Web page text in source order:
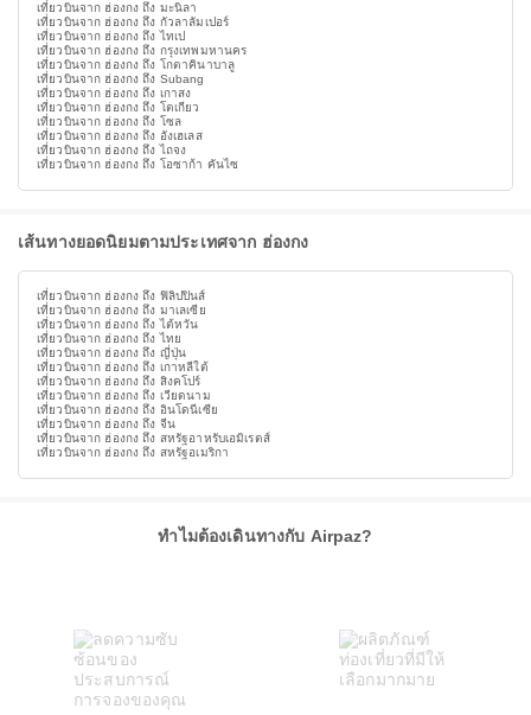
เที่ยวบินจาก ฮ่องกง ถึง มะนิลา
เที่ยวบินจาก ฮ่องกง ถึง กัวลาลัมเปอร์
เที่ยวบินจาก ฮ่องกง ถึง ไทเป
เที่ยวบินจาก ฮ่องกง ถึง กรุงเทพมหานคร
เที่ยวบินจาก ฮ่องกง ถึง โกตาคินาบาลู
เที่ยวบินจาก ฮ่องกง ถึง Subang
เที่ยวบินจาก ฮ่องกง ถึง เกาสง
เที่ยวบินจาก ฮ่องกง ถึง โตเกียว
เที่ยวบินจาก ฮ่องกง ถึง โซล
เที่ยวบินจาก ฮ่องกง ถึง อังเฮเลส
เที่ยวบินจาก ฮ่องกง ถึง ไถจง
เที่ยวบินจาก ฮ่องกง ถึง โอซาก้า คันไซ
เส้นทางยอดนิยมตามประเทศจาก ฮ่องกง
เที่ยวบินจาก ฮ่องกง ถึง ฟิลิปปินส์
เที่ยวบินจาก ฮ่องกง ถึง มาเลเซีย
เที่ยวบินจาก ฮ่องกง ถึง ไต้หวัน
เที่ยวบินจาก ฮ่องกง ถึง ไทย
เที่ยวบินจาก ฮ่องกง ถึง ญี่ปุ่น
เที่ยวบินจาก ฮ่องกง ถึง เกาหลีใต้
เที่ยวบินจาก ฮ่องกง ถึง สิงคโปร์
เที่ยวบินจาก ฮ่องกง ถึง เวียดนาม
เที่ยวบินจาก ฮ่องกง ถึง อินโดนีเซีย
เที่ยวบินจาก ฮ่องกง ถึง จีน
เที่ยวบินจาก ฮ่องกง ถึง สหรัฐอาหรับเอมิเรตส์
เที่ยวบินจาก ฮ่องกง ถึง สหรัฐอเมริกา
ทำไมต้องเดินทางกับ Airpaz?